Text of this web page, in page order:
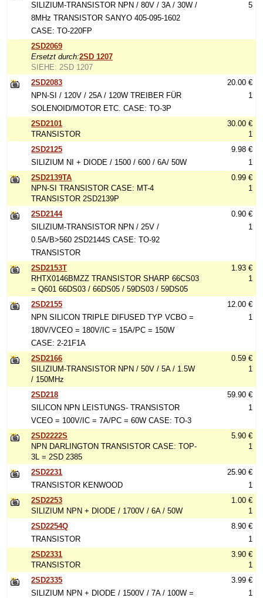
SILIZIUM-TRANSISTOR NPN / 80V / 3A / 30W /
8MHz TRANSISTOR SANYO 405-095-1602
CASE: TO-220FP
5
2SD2069
Ersetzt durch:2SD 1207
SIEHE: 2SD 1207
2SD2083
NPN-SI / 120V / 25A / 120W TREIBER FÜR
SOLENOID/MOTOR ETC. CASE: TO-3P
20.00 €
1
2SD2101
TRANSISTOR
30.00 €
1
2SD2125
SILIZIUM NI + DIODE / 1500 / 600 / 6A/ 50W
9.98 €
1
2SD2139TA
NPN-SI TRANSISTOR CASE: MT-4
TRANSISTOR 2SD2139P
0.99 €
1
2SD2144
SILIZIUM-TRANSISTOR NPN / 25V /
0.5A/B>560 2SD2144S CASE: TO-92
TRANSISTOR
0.90 €
1
2SD2153T
RHTX0146BMZZ TRANSISTOR SHARP 66CS03
= Q601 66DS03 / 66DS05 / 59DS03 / 59DS05
1.93 €
1
2SD2155
NPN SILICON TRIPLE DIFUSED TYP VCBO =
180V/VCEO = 180V/IC = 15A/PC = 150W
CASE: 2-21F1A
12.00 €
1
2SD2166
SILIZIUM-TRANSISTOR NPN / 50V / 5A / 1.5W
/ 150MHz
0.59 €
1
2SD218
SILICON NPN LEISTUNGS- TRANSISTOR
VCEO = 100V/IC = 7A/PC = 60W CASE: TO-3
59.90 €
1
2SD2222S
NPN DARLINGTON TRANSISTOR CASE: TOP-
3L = 2SD 2385
5.90 €
1
2SD2231
TRANSISTOR KENWOOD
25.90 €
1
2SD2253
SILIZIUM NPN + DIODE / 1700V / 6A / 50W
1.00 €
1
2SD2254Q
TRANSISTOR
8.90 €
1
2SD2331
TRANSISTOR
3.90 €
1
2SD2335
SILIZIUM NPN + DIODE / 1500V / 7A / 100W =
3.99 €
1